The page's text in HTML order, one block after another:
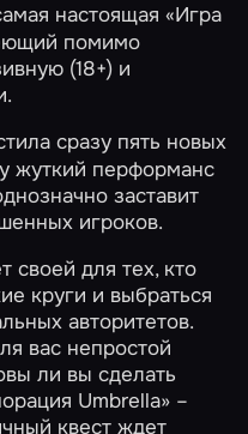
настоящая «Игра
помимо
(18+) и
сразу пять новых
жуткий перформанс
заставит
игроков.
своей для тех, кто
круги и выбраться
авторитетов.
вас непростой
ли вы сделать
Umbrella» –
квест ждет